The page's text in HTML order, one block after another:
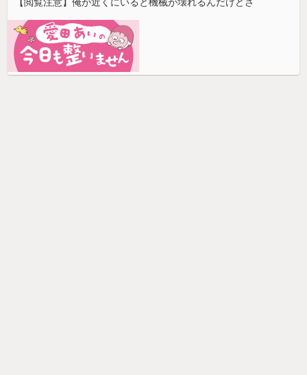
【閲覧注意】俺が近くにいると機械が壊れるんだけどさ